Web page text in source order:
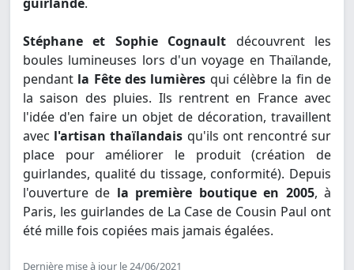
Stéphane et Sophie Cognault découvrent les
boules lumineuses lors d'un voyage en Thaïlande,
pendant la Fête des lumières qui célèbre la fin de
la saison des pluies. Ils rentrent en France avec
l'idée d'en faire un objet de décoration, travaillent
avec l'artisan thaïlandais qu'ils ont rencontré sur
place pour améliorer le produit (création de
guirlandes, qualité du tissage, conformité). Depuis
l'ouverture de la première boutique en 2005, à
Paris, les guirlandes de La Case de Cousin Paul ont
été mille fois copiées mais jamais égalées.
Dernière mise à jour le 24/06/2021